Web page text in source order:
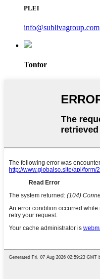
PLEI
info@sublivagroup.com
Tontor